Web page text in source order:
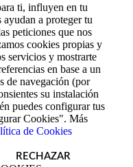
ti, influyen en tu
a proteger tu
peticiones que nos
cookies propias y
servicios y mostrarte
en base a un
de navegación (por
su instalación
puedes configurar tus
Cookies". Más
de Cookies
RECHAZAR